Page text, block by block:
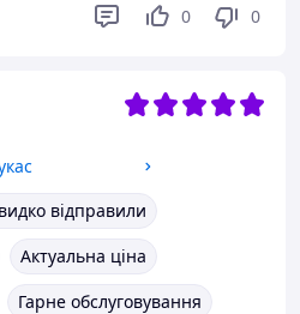
0 0
відправили
Актуальна ціна
Гарне обслуговування